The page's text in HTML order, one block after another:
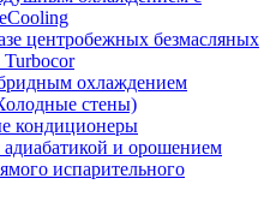
центробежных безмасляных
Turbocor
охлаждением
стены)
кондиционеры
и орошением
испарительного